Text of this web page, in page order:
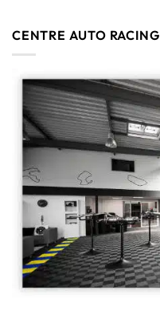
CENTRE AUTO RACING